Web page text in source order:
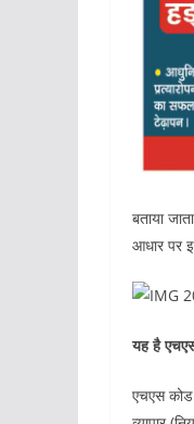
बताया
आधार पर
यह है
एचएस कोड